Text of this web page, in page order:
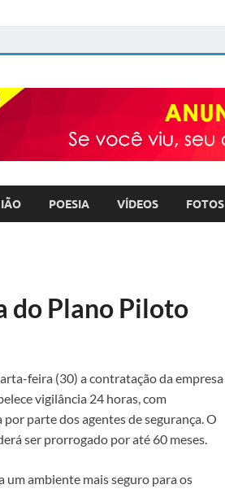
com TEXTO
COTIDIANO – ULTILIDADE PÚBLICA
POESIA VÍDEOS FOTOS
do Plano Piloto
feira (30) a contratação da empresa
vigilância 24 horas, com
parte dos agentes de segurança. O
ser prorrogado por até 60 meses.
ambiente mais seguro para os